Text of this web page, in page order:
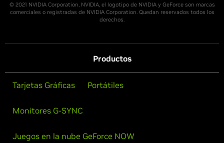
© 2021 NVIDIA Corporation, NVIDIA, el logotipo de NVIDIA y GeForce son marcas
comerciales o registradas de NVIDIA Corporation. Quedan reservados todos los
derechos.
Productos
Tarjetas Gráficas Portátiles
Monitores G-SYNC
Juegos en la nube GeForce NOW